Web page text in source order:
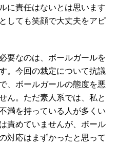
に責任はないとは思います
しても笑顔で大丈夫をアピ
要なのは、ボールガールを
。今回の裁定について抗議
、ボールガールの態度を悪
ん。ただ素人系では、私と
満を持っている人が多くい
責めていませんが、ボール
対応はまずかったと思って